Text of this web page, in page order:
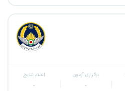
برگزاری آزمون
-
اعلام نتایج
-